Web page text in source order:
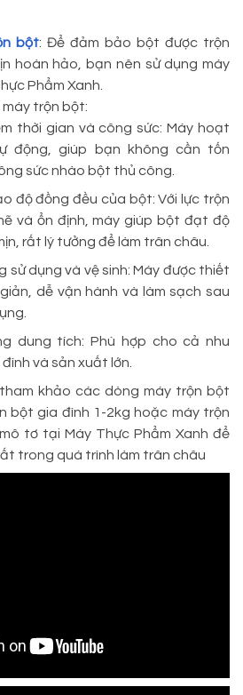
bột: Để đảm bảo bột được trộn
hoàn hảo, bạn nên sử dụng máy
Phẩm Xanh.
máy trộn bột:
thời gian và công sức: Máy hoạt
động, giúp bạn không cần tốn
sức nhào bột thủ công.
độ đồng đều của bột: Với lực trộn
và ổn định, máy giúp bột đạt độ
rất lý tưởng để làm trân châu.
sử dụng và vệ sinh: Máy được thiết
dễ vận hành và làm sạch sau
dung tích: Phù hợp cho cả nhu
và sản xuất lớn.
khảo các dòng máy trộn bột
bột gia đình 1-2kg hoặc máy trộn
tơ tại Máy Thực Phẩm Xanh để
trong quá trình làm trân châu